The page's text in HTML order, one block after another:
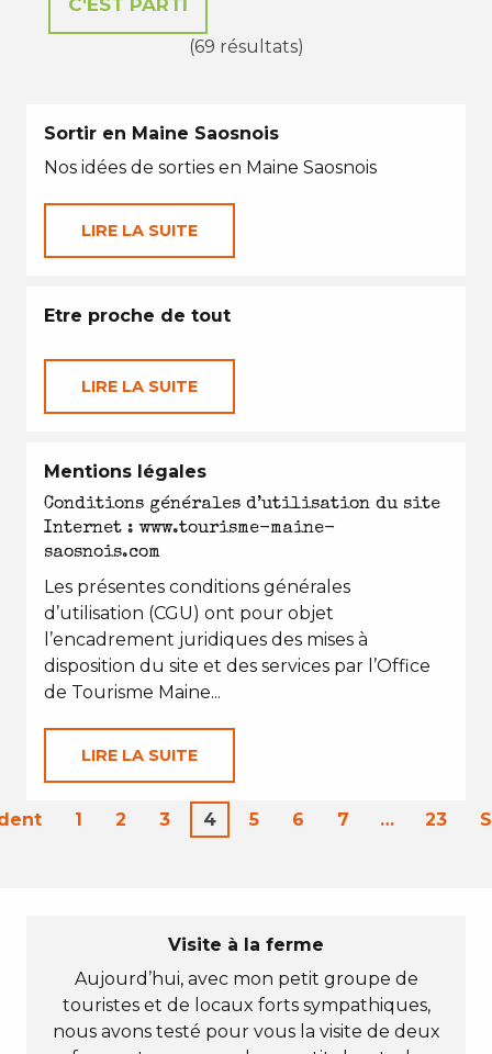
(69 résultats)
Sortir en Maine Saosnois
Nos idées de sorties en Maine Saosnois
LIRE LA SUITE
Etre proche de tout
LIRE LA SUITE
Mentions légales
Conditions générales d’utilisation du site
Internet : www.tourisme-maine-
saosnois.com
Les présentes conditions générales
d’utilisation (CGU) ont pour objet
l’encadrement juridiques des mises à
disposition du site et des services par l’Office
de Tourisme Maine...
LIRE LA SUITE
1 2 3 4 5 6 7 … 23
Visite à la ferme
Aujourd’hui, avec mon petit groupe de
touristes et de locaux forts sympathiques,
nous avons testé pour vous la visite de deux